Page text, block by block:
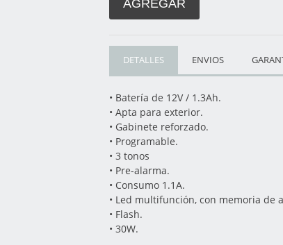
AGREGAR
DETALLES ENVIOS
• Batería de 12V / 1.3Ah.
• Apta para exterior.
• Gabinete reforzado.
• Programable.
• 3 tonos
• Pre-alarma.
• Consumo 1.1A.
• Led multifunción, con memoria de
• Flash.
• 30W.